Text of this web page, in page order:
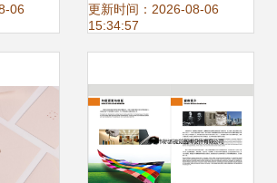
双
06
更新时间：2026-08-06
15:34:57